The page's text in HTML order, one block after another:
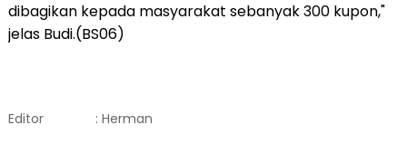
dibagikan kepada masyarakat sebanyak 300 kupon,"
jelas Budi.(BS06)
Editor : Herman